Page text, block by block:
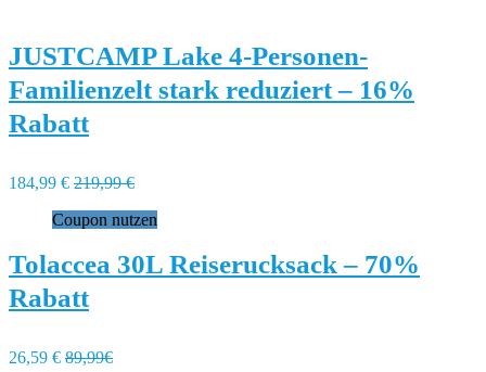
JUSTCAMP Lake 4-Personen-
Familienzelt stark reduziert – 16%
Rabatt
184,99 € 219,99 €
Coupon nutzen
Tolaccea 30L Reiserucksack – 70%
Rabatt
26,59 € 89,99€